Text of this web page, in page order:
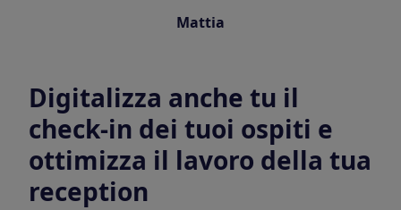
Mattia
Digitalizza anche tu il
check-in dei tuoi ospiti e
ottimizza il lavoro della tua
reception